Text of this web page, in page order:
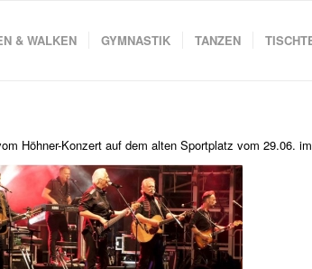
& WALKEN GYMNASTIK TANZEN
Höhner-Konzert auf dem alten Sportplatz vom 29.06.